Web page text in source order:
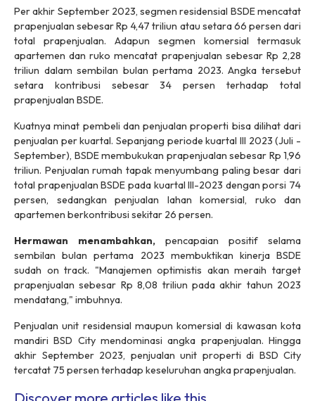
Per akhir September 2023, segmen residensial BSDE mencatat
prapenjualan sebesar Rp 4,47 triliun atau setara 66 persen dari
total prapenjualan. Adapun segmen komersial termasuk
apartemen dan ruko mencatat prapenjualan sebesar Rp 2,28
triliun dalam sembilan bulan pertama 2023. Angka tersebut
setara kontribusi sebesar 34 persen terhadap total
prapenjualan BSDE.
Kuatnya minat pembeli dan penjualan properti bisa dilihat dari
penjualan per kuartal. Sepanjang periode kuartal III 2023 (Juli -
September), BSDE membukukan prapenjualan sebesar Rp 1,96
triliun. Penjualan rumah tapak menyumbang paling besar dari
total prapenjualan BSDE pada kuartal III-2023 dengan porsi 74
persen, sedangkan penjualan lahan komersial, ruko dan
apartemen berkontribusi sekitar 26 persen.
Hermawan menambahkan, pencapaian positif selama
sembilan bulan pertama 2023 membuktikan kinerja BSDE
sudah on track. "Manajemen optimistis akan meraih target
prapenjualan sebesar Rp 8,08 triliun pada akhir tahun 2023
mendatang," imbuhnya.
Penjualan unit residensial maupun komersial di kawasan kota
mandiri BSD City mendominasi angka prapenjualan. Hingga
akhir September 2023, penjualan unit properti di BSD City
tercatat 75 persen terhadap keseluruhan angka prapenjualan.
Discover more articles like this